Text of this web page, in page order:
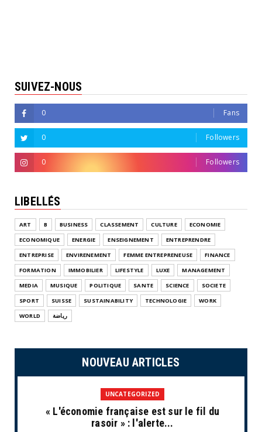
SUIVEZ-NOUS
0 Fans
0 Followers
0 Followers
LIBELLÉS
ART B BUSINESS CLASSEMENT CULTURE
ECONOMIE
ECONOMIQUE
ENERGIE ENSEIGNEMENT
ENTREPRENDRE
ENTREPRISE
ENVIRENEMENT FEMME ENTREPRENEUSE
FINANCE
FORMATION
IMMOBILIER LIFESTYLE LUXE
MANAGEMENT
MEDIA
MUSIQUE POLITIQUE SANTE SCIENCE
SOCIETE
SPORT
SUISSE SUSTAINABILITY TECHNOLOGIE
WORK
WORLD
رياضة
NOUVEAU ARTICLES
UNCATEGORIZED
« L'économie française est sur le fil du
rasoir » : l'alerte...